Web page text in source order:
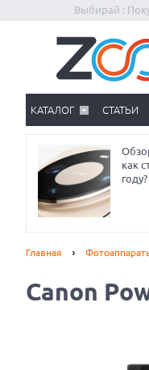
Выбирай :
КАТАЛОГ СТАТЬИ
как
году?
Главная
Canon